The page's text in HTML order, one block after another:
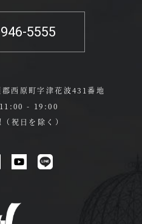
5555
西原町字津花波431番地
- 19:00
祝日を除く）